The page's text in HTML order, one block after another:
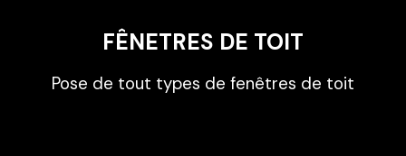
FÊNETRES DE TOIT
Pose de tout types de fenêtres de toit